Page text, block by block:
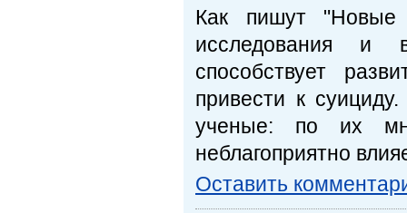
Как пишут "Новые
исследования и
способствует
привести к
ученые: по их
неблагоприятно
Оставить